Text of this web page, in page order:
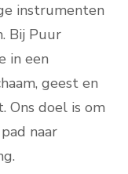
instrumenten
Bij Puur
in een
geest en
Ons doel is om
naar